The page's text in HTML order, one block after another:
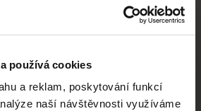
používá cookies
a reklam, poskytování funkcí
naší návštěvnosti využíváme
tvůrčí spolupráce 7 klíčových evropských
sdružených do Doc Alliance. Naším cílem je
filmu, propagovat jeho rozmanitost a
kvalitní autorské filmy.